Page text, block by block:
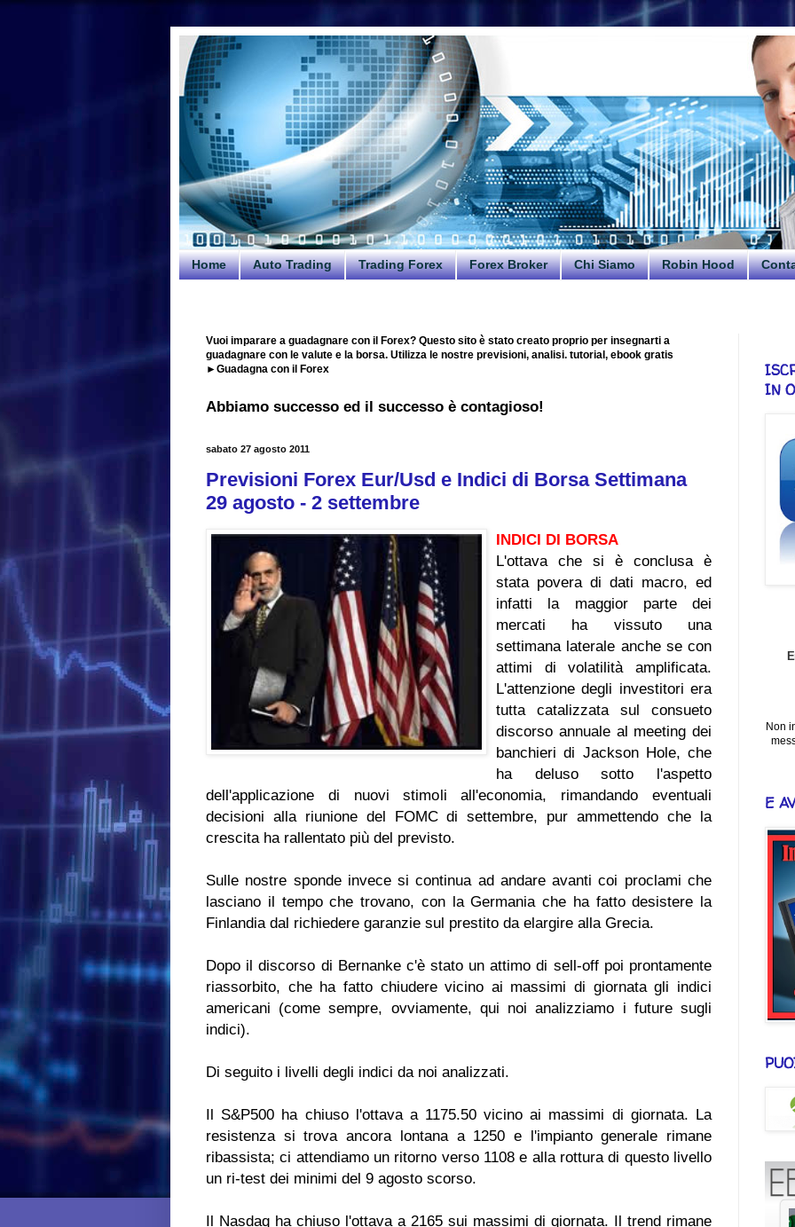
Home Auto Trading Trading Forex Forex Broker Chi Siamo Robin Hood
Vuoi imparare a guadagnare con il Forex? Questo sito è stato creato proprio per insegnarti a
guadagnare con le valute e la borsa. Utilizza le nostre previsioni, analisi. tutorial, ebook gratis
►Guadagna con il Forex
Abbiamo successo ed il successo è contagioso!
sabato 27 agosto 2011
Previsioni Forex Eur/Usd e Indici di Borsa Settimana
29 agosto - 2 settembre
INDICI DI BORSA
L'ottava che si è conclusa è
stata povera di dati macro, ed
infatti la maggior parte dei
mercati ha vissuto una
settimana laterale anche se con
attimi di volatilità amplificata.
L'attenzione degli investitori era
tutta catalizzata sul consueto
discorso annuale al meeting dei
banchieri di Jackson Hole, che
ha deluso sotto l'aspetto
dell'applicazione di nuovi stimoli all'economia, rimandando eventuali
decisioni alla riunione del FOMC di settembre, pur ammettendo che la
crescita ha rallentato più del previsto.
Sulle nostre sponde invece si continua ad andare avanti coi proclami che
lasciano il tempo che trovano, con la Germania che ha fatto desistere la
Finlandia dal richiedere garanzie sul prestito da elargire alla Grecia.
Dopo il discorso di Bernanke c'è stato un attimo di sell-off poi prontamente
riassorbito, che ha fatto chiudere vicino ai massimi di giornata gli indici
americani (come sempre, ovviamente, qui noi analizziamo i future sugli
indici).
Di seguito i livelli degli indici da noi analizzati.
Il S&P500 ha chiuso l'ottava a 1175.50 vicino ai massimi di giornata. La
resistenza si trova ancora lontana a 1250 e l'impianto generale rimane
ribassista; ci attendiamo un ritorno verso 1108 e alla rottura di questo livello
un ri-test dei minimi del 9 agosto scorso.
Il Nasdaq ha chiuso l'ottava a 2165 sui massimi di giornata. Il trend rimane
IN
Non
E